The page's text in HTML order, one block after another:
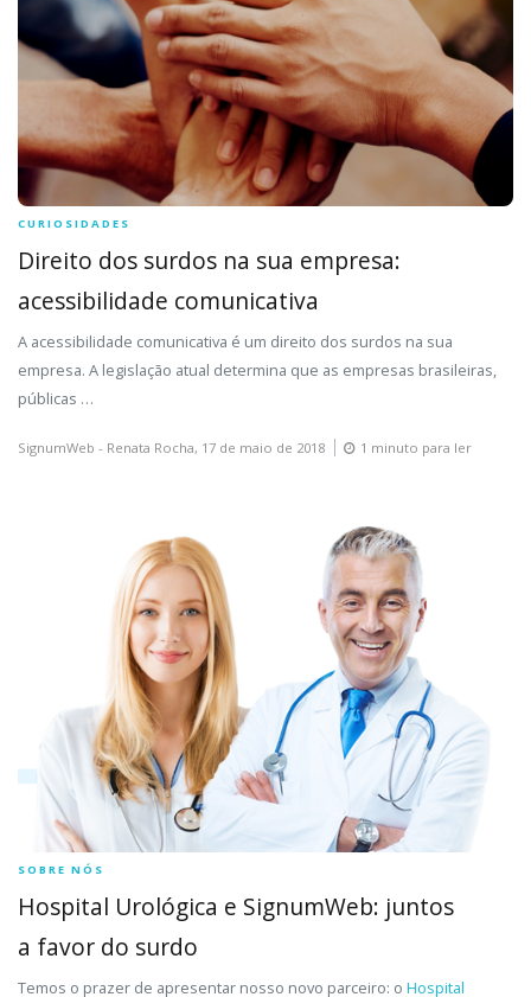
CURIOSIDADES
Direito dos surdos na sua empresa:
acessibilidade comunicativa
A acessibilidade comunicativa é um direito dos surdos na sua
empresa. A legislação atual determina que as empresas brasileiras,
públicas …
SignumWeb - Renata Rocha, 17 de maio de 2018 1 minuto para ler
SOBRE NÓS
Hospital Urológica e SignumWeb: juntos
a favor do surdo
Temos o prazer de apresentar nosso novo parceiro: o Hospital